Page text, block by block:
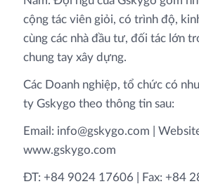
cộng tác viên giỏi, có trình độ,
cùng các nhà đầu tư, đối tác lớn
chung tay xây dựng.
Các Doanh nghiệp, tổ chức có
ty Gskygo theo thông tin sau:
Email: info@gskygo.com |
www.gskygo.com
ĐT: +84 9024 17606 | Fax: +84